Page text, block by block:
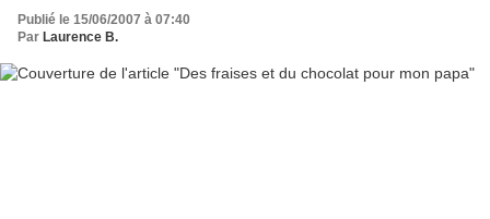
Publié le 15/06/2007 à 07:40
Par Laurence B.